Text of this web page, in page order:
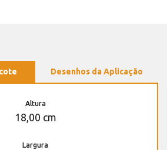
Desenhos da Aplicação
Altura
18,00 cm
Largura